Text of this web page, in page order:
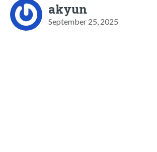
akyun
September 25, 2025